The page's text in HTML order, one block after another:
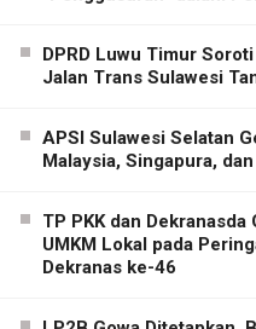
DPRD Luwu Timur
Jalan Trans Sulawesi
APSI Sulawesi Selatan
Malaysia, Singapura,
TP PKK dan
UMKM Lokal pada
Dekranas ke-46